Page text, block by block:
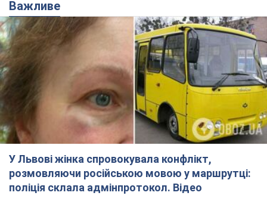
Важливе
У Львові жінка спровокувала конфлікт,
розмовляючи російською мовою у маршрутці:
поліція склала адмінпротокол. Відео